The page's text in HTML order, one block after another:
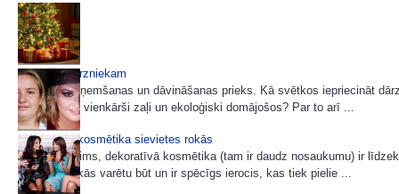
Dāvanas dārzniekam
Dāvanu saņemšanas un dāvināšanas prieks. Kā svētkos iepriecināt
puķumīli vai vienkārši zaļi un ekoloģiski domājošos? Par to arī ...
Dekoratīvā kosmētika sievietes rokās
Make-up, grims, dekoratīvā kosmētika (tam ir daudz nosaukumu) ir
sievietes rokās varētu būt un ir spēcīgs ierocis, kas tiek pielie ...